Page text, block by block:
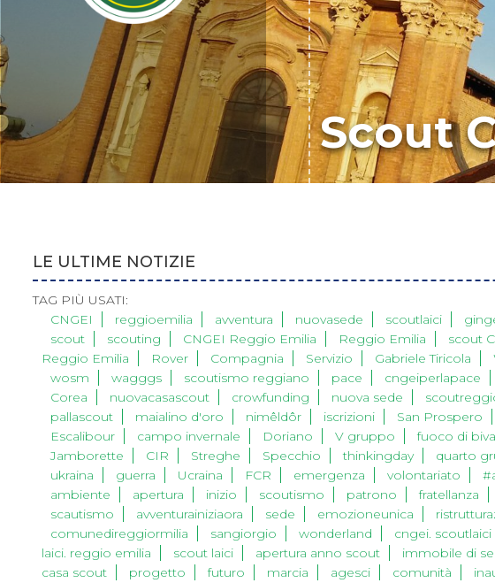
Scout
LE ULTIME NOTIZIE
TAG PIÙ USATI:
CNGEI
reggioemilia avventura nuovasede scoutlaici
scout
scouting CNGEI Reggio Emilia Reggio Emilia scout
Reggio Emilia
Rover Compagnia Servizio Gabriele Tiricola
wosm
wagggs scoutismo reggiano pace cngeiperlapace
Corea
nuovacasascout crowfunding nuova sede
pallascout
maialino d'oro nimêldôr iscrizioni San Prospero
Escalibour
campo invernale Doriano V gruppo fuoco di
Jamborette
CIR Streghe Specchio thinkingday quarto
ukraina
guerra Ucraina FCR emergenza volontariato
ambiente
apertura inizio scoutismo patrono fratellanza
scautismo
avventurainiziaora sede emozioneunica
comunedireggiormilia
sangiorgio wonderland cngei. scoutlaici
laici. reggio emilia
scout laici apertura anno scout immobile di
casa scout
progetto futuro marcia agesci comunità